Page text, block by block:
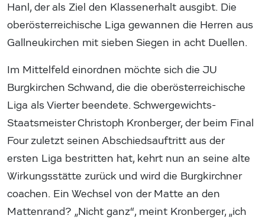
Hanl, der als Ziel den Klassenerhalt ausgibt. Die
oberösterreichische Liga gewannen die Herren aus
Gallneukirchen mit sieben Siegen in acht Duellen.
Im Mittelfeld einordnen möchte sich die JU
Burgkirchen Schwand, die die oberösterreichische
Liga als Vierter beendete. Schwergewichts-
Staatsmeister Christoph Kronberger, der beim Final
Four zuletzt seinen Abschiedsauftritt aus der
ersten Liga bestritten hat, kehrt nun an seine alte
Wirkungsstätte zurück und wird die Burgkirchner
coachen. Ein Wechsel von der Matte an den
Mattenrand? „Nicht ganz“, meint Kronberger, „ich